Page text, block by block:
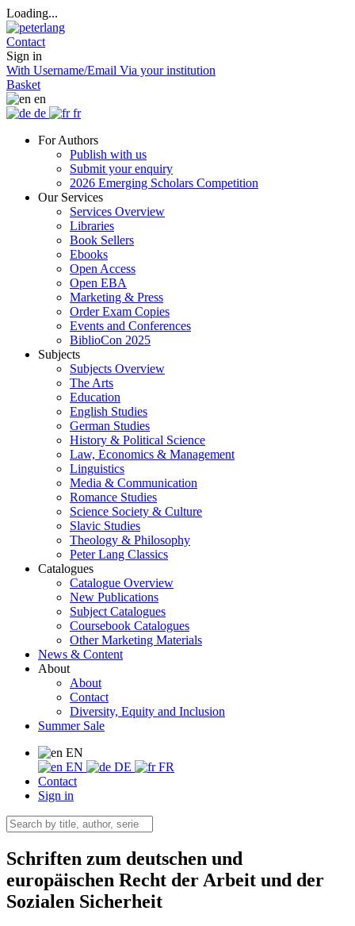
Loading...
Contact
Sign in
With Username/Email Via your institution
Basket
en
de
fr
For Authors
Publish with us
Submit your enquiry
2026 Emerging Scholars Competition
Our Services
Services Overview
Libraries
Book Sellers
Ebooks
Open Access
Open EBA
Marketing & Press
Order Exam Copies
Events and Conferences
BiblioCon 2025
Subjects
Subjects Overview
The Arts
Education
English Studies
German Studies
History & Political Science
Law, Economics & Management
Linguistics
Media & Communication
Romance Studies
Science Society & Culture
Slavic Studies
Theology & Philosophy
Peter Lang Classics
Catalogues
Catalogue Overview
New Publications
Subject Catalogues
Coursebook Catalogues
Other Marketing Materials
News & Content
About
About
Contact
Diversity, Equity and Inclusion
Summer Sale
EN
EN
DE
FR
Contact
Sign in
Schriften zum deutschen und
europäischen Recht der Arbeit und der
Sozialen Sicherheit